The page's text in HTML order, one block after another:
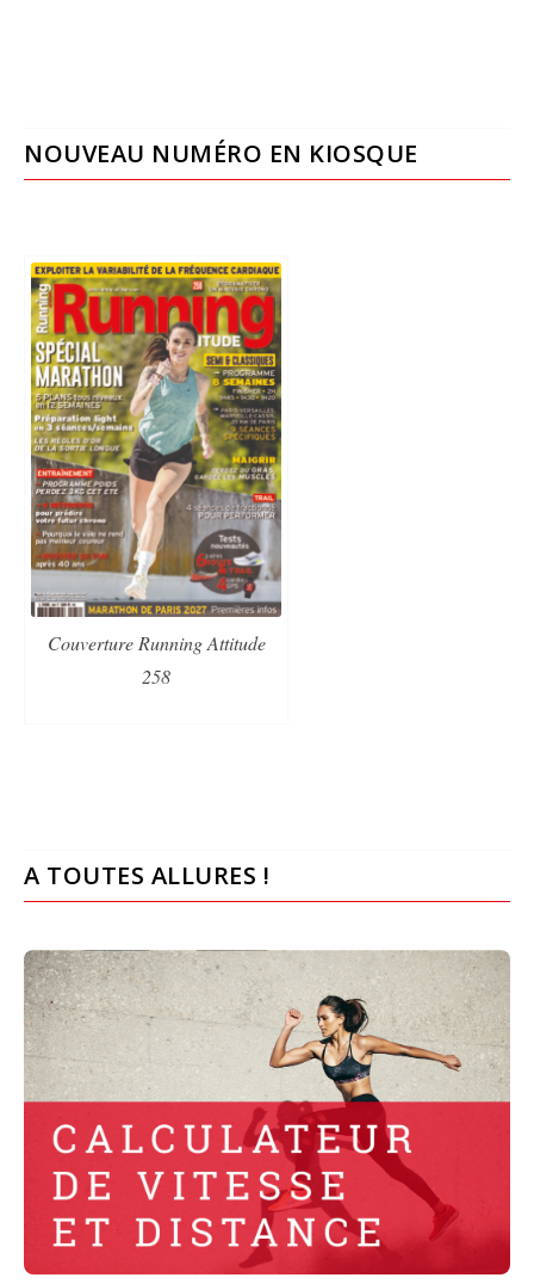
NOUVEAU NUMÉRO EN KIOSQUE
Couverture Running Attitude
258
A TOUTES ALLURES !